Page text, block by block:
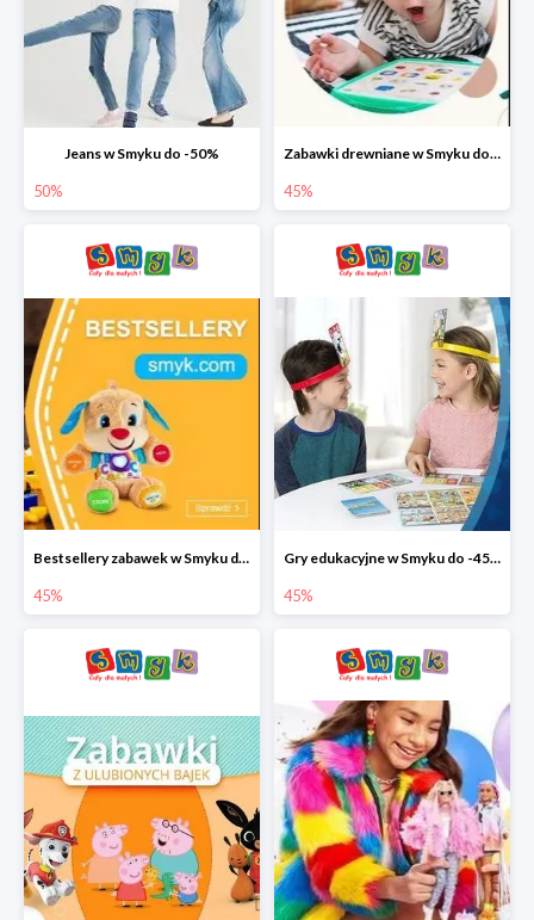
Jeans w Smyku do -50%
50%
Zabawki drewniane w Smyku do -45%
45%
Bestsellery zabawek w Smyku do -45%
45%
Gry edukacyjne w Smyku do -45%
45%